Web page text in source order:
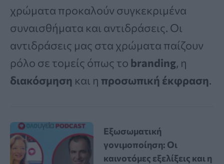
χρώματα προκαλούν συγκεκριμένα
συναισθήματα και αντιδράσεις. Οι
αντιδράσεις μας στα χρώματα παίζουν
ρόλο σε τομείς όπως το branding, η
διακόσμηση και η προσωπική έκφραση.
Εξωσωματική
γονιμοποίηση: Οι
καινοτόμες εξελίξεις και η